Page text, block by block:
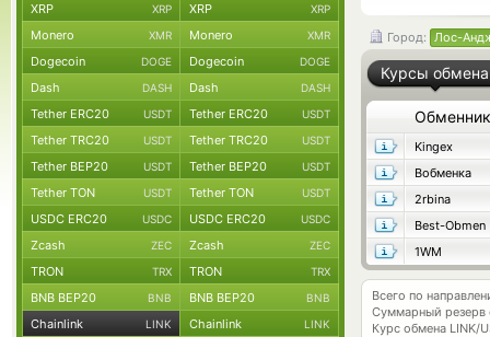
Город: Лос-
Курсы обмена
Обменник
Kingex
Вобменка
2rbina
Best-Obmen
1WM
Всего по
Суммарный резерв
Курс обмена LINK/
XRP XRP XRP XRP
Monero XMR Monero XMR
Dogecoin DOGE Dogecoin DOGE
Dash DASH Dash DASH
Tether ERC20 USDT Tether ERC20 USDT
Tether TRC20 USDT Tether TRC20 USDT
Tether BEP20 USDT Tether BEP20 USDT
Tether TON USDT Tether TON USDT
USDC ERC20 USDC USDC ERC20 USDC
Zcash ZEC Zcash ZEC
TRON TRX TRON TRX
BNB BEP20 BNB BNB BEP20 BNB
Chainlink LINK Chainlink LINK